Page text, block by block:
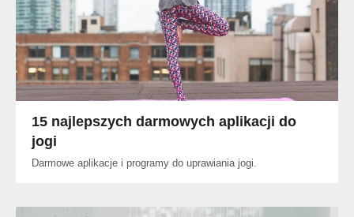
15 najlepszych darmowych aplikacji do
jogi
Darmowe aplikacje i programy do uprawiania jogi.